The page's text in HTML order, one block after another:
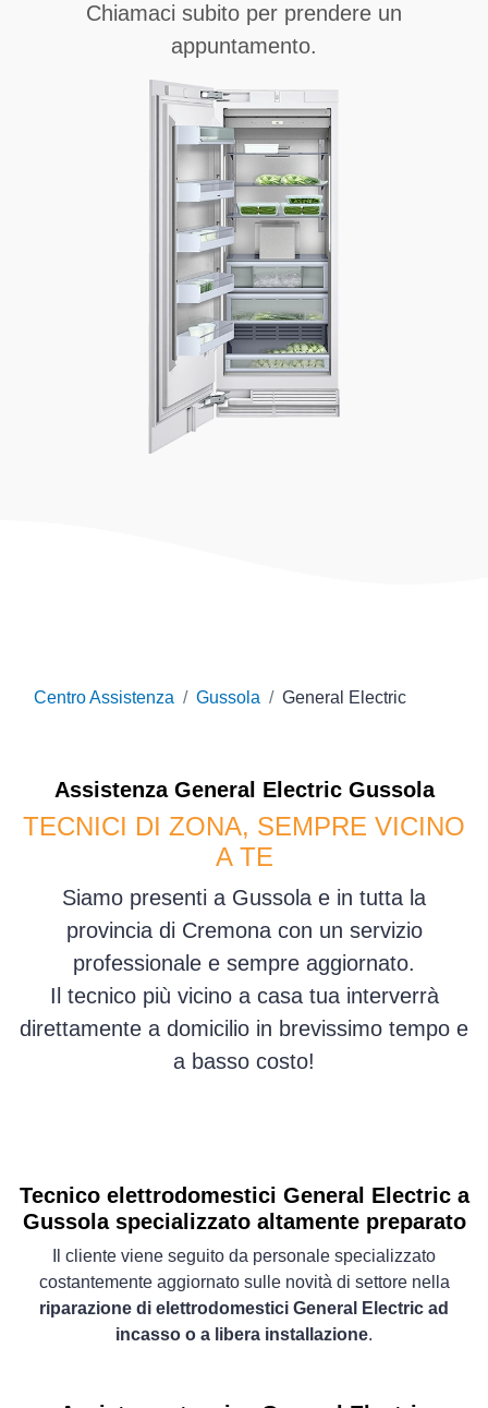
Chiamaci subito per prendere un
appuntamento.
Centro Assistenza Gussola General Electric
Assistenza General ElectricGussola
TECNICI DI ZONA, SEMPRE VICINO
A TE
Siamo presenti a Gussola e in tutta la
provincia di Cremona con un servizio
professionale e sempre aggiornato.
Il tecnico più vicino a casa tua interverrà
direttamente a domicilio in brevissimo tempo e
a basso costo!
Tecnico elettrodomestici General Electric a
Gussola specializzato altamente preparato
Il cliente viene seguito da personale specializzato
costantemente aggiornato sulle novità di settore nella
riparazione di elettrodomestici General Electric ad
incasso o a libera installazione.